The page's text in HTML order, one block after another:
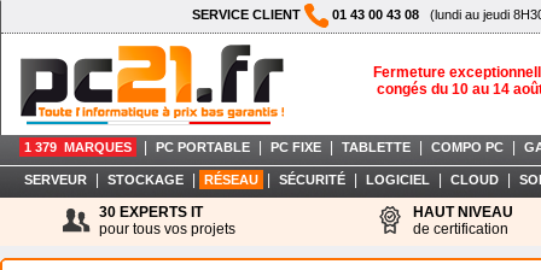
SERVICE CLIENT 01 43 00 43 08 (lundi au jeudi
Fermeture
congés du 10 au 14
1 379 MARQUES PC PORTABLE PC FIXE TABLETTE COMPO PC
SERVEUR STOCKAGE RÉSEAU SÉCURITÉ LOGICIEL CLOUD
30 EXPERTS IT
pour tous vos projets
HAUT NIVEAU
de certification